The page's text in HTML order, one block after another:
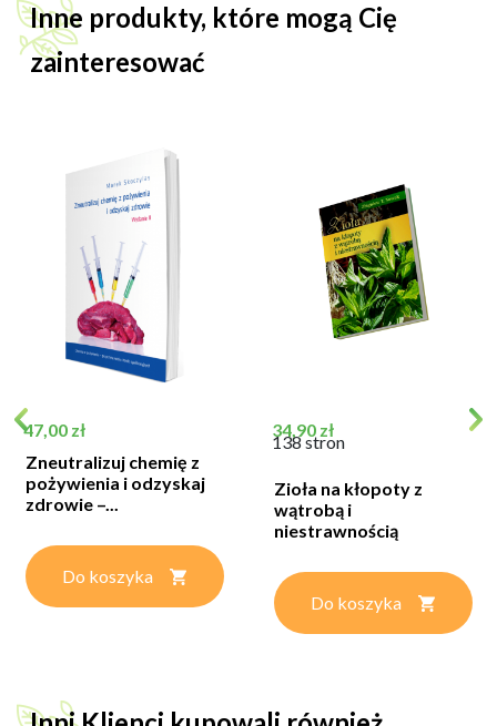
Inne produkty, które mogą Cię
zainteresować
Cena
47,00 zł
Zneutralizuj chemię z
pożywienia i odzyskaj
zdrowie –...
Do koszyka
Cena
34,90 zł
138 stron
Zioła na kłopoty z
wątrobą i
niestrawnością
Do koszyka